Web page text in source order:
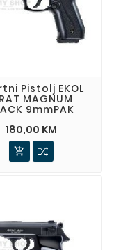
Pistolj EKOL
MAGNUM
9mmPAK
180,00 KM
